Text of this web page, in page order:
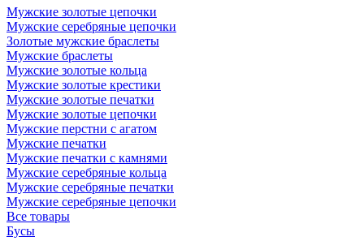
Мужские золотые цепочки
Мужские серебряные цепочки
Золотые мужские браслеты
Мужские браслеты
Мужские золотые кольца
Мужские золотые крестики
Мужские золотые печатки
Мужские золотые цепочки
Мужские перстни с агатом
Мужские печатки
Мужские печатки с камнями
Мужские серебряные кольца
Мужские серебряные печатки
Мужские серебряные цепочки
Все товары
Бусы